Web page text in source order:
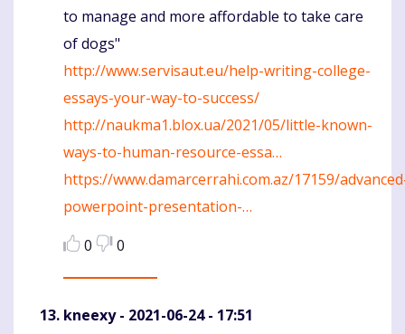
to manage and more affordable to take care
of dogs"
http://www.servisaut.eu/help-writing-college-
essays-your-way-to-success/
http://naukma1.blox.ua/2021/05/little-known-
ways-to-human-resource-essa…
https://www.damarcerrahi.com.az/17159/
powerpoint-presentation-…
0
0
kneexy- 2021-06-24 - 17:51